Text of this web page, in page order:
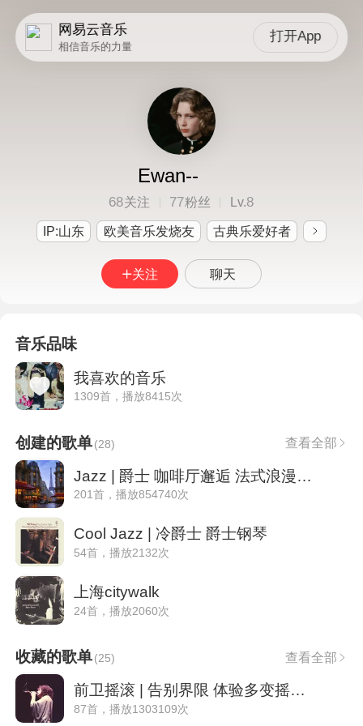
网易云音乐
相信音乐的力量
打开App
Ewan--
68关注 77粉丝 Lv.8
IP:山东 欧美音乐发烧友 古典乐爱好者
关注 聊天
音乐品味
我喜欢的音乐
1309首，播放8415次
创建的歌单(28) 查看全部
Jazz | 爵士 咖啡厅邂逅 法式浪漫情调
201首，播放854740次
Cool Jazz | 冷爵士 爵士钢琴
54首，播放2132次
上海citywalk
24首，播放2060次
收藏的歌单(25) 查看全部
前卫摇滚 | 告别界限 体验多变摇滚乐
87首，播放1303109次